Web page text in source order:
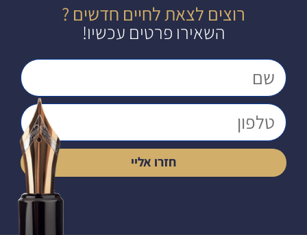
רוצים לצאת לחיים חדשים ?
השאירו פרטים עכשיו!
חזרו אליי